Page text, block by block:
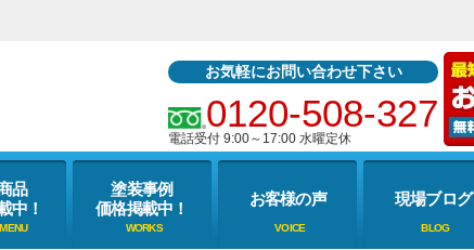
お気軽にお問い合わせ下さい
0120-508-327
電話受付 9:00～17:00 水曜定休
品
中！
塗装事例
価格掲載中！
お客様の声 現場ブログ